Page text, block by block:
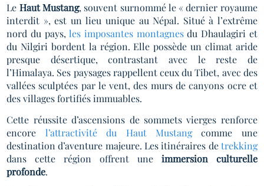
Le Haut Mustang, souvent surnommé le « dernier royaume
interdit », est un lieu unique au Népal. Situé à l’extrême
nord du pays,les imposantes montagnesdu Dhaulagiri et
du Nilgiri bordent la région. Elle possède un climat aride
presque désertique, contrastant avec le reste de
l’Himalaya. Ses paysages rappellent ceux du Tibet, avec des
vallées sculptées par le vent, des murs de canyons ocre et
des villages fortifiés immuables.
Cette réussite d’ascensions de sommets vierges renforce
encore l’attractivité du Haut Mustangcomme une
destination d’aventure majeure. Les itinéraires detrekking
dans cette région offrent une immersion culturelle
profonde.